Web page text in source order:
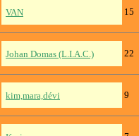
VAN 15
Johan Domas (L.I.A.C.) 22
kim,mara,dévi 9